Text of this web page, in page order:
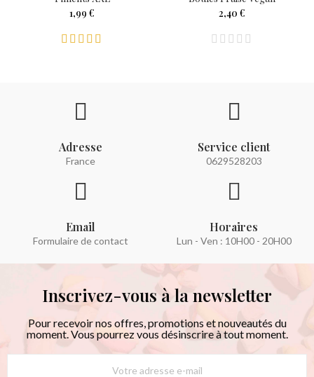
1,99 €
2,40 €
Adresse
France
Service client
0629528203
Email
Formulaire de contact
Horaires
Lun - Ven : 10H00 - 20H00
Inscrivez-vous à la newsletter
Pour recevoir nos offres, promotions et nouveautés du
moment. Vous pourrez vous désinscrire à tout moment.